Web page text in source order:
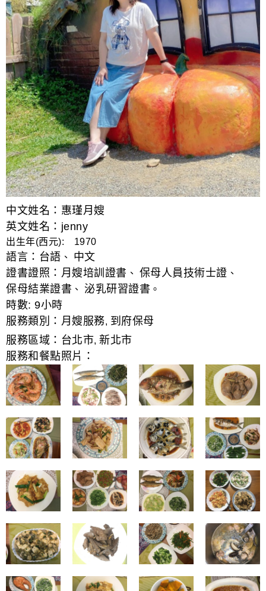
中文姓名：惠瑾月嫂
英文姓名：jenny
出生年(西元): 1970
語言： 台語 、
中文
證書證照： 月嫂培訓證書 、 保母人員技術士證 、
保母結業證書 、 泌乳研習證書 。
時數: 9小時
服務類別： 月嫂服務, 到府保母
服務區域： 台北市, 新北市
服務和餐點照片：